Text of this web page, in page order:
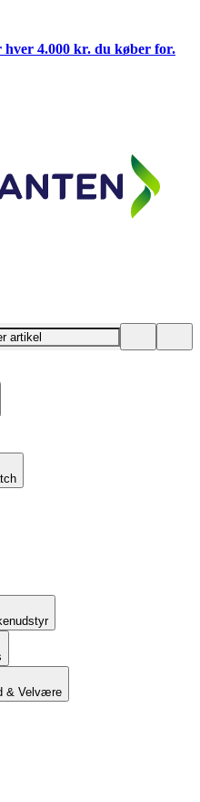
4.000 kr. du køber for.
& Velvære